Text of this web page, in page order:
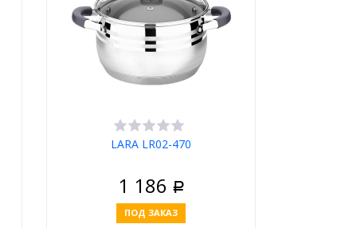
LARA LR02-470
1 186 Р
ПОД ЗАКАЗ